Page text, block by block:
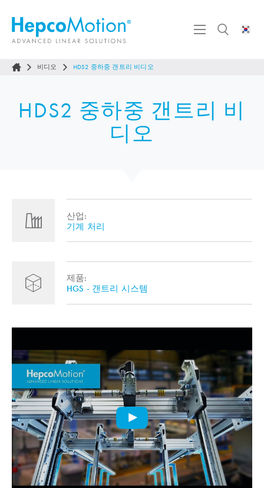
비디오 HDS2 중하중 갠트리 비디오
HDS2 중하중 갠트리 비
디오
산업:
기계 처리
제품:
HGS - 갠트리 시스템